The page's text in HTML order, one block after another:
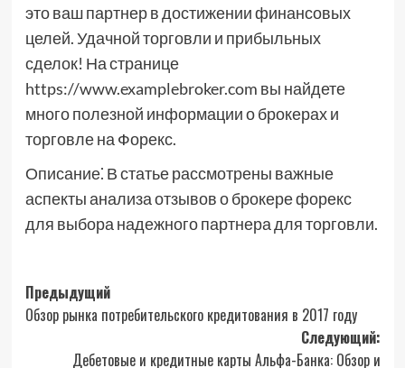
это ваш партнер в достижении финансовых
целей. Удачной торговли и прибыльных
сделок! На странице
https://www.examplebroker.com вы найдете
много полезной информации о брокерах и
торговле на Форекс.
Описание⁚ В статье рассмотрены важные
аспекты анализа отзывов о брокере форекс
для выбора надежного партнера для торговли.
Навигация
записи
Предыдущий
Обзор рынка потребительского кредитования в 2017 году
Следующий:
Дебетовые и кредитные карты Альфа-Банка: Обзор и